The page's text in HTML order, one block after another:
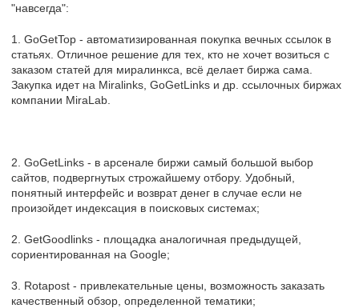
"навсегда":
1. GoGetTop - автоматизированная покупка вечных ссылок в
статьях. Отличное решение для тех, кто не хочет возиться с
заказом статей для миралинкса, всё делает биржа сама.
Закупка идет на Miralinks, GoGetLinks и др. ссылочных биржах
компании MiraLab.
2. GoGetLinks - в арсенале биржи самый большой выбор
сайтов, подвергнутых строжайшему отбору. Удобный,
понятный интерфейс и возврат денег в случае если не
произойдет индексация в поисковых системах;
2. GetGoodlinks - площадка аналогичная предыдущей,
сориентированная на Google;
3. Rotapost - привлекательные цены, возможность заказать
качественный обзор, определенной тематики;